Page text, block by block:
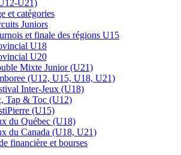
U21)
et catégories
Juniors
et finale des régions U15
U18
U20
Mixte Junior (U21)
(U12, U15, U18, U21)
Inter-Jeux (U18)
Tap & Toc (U12)
(U15)
du Québec (U18)
du Canada (U18, U21)
financière et bourses